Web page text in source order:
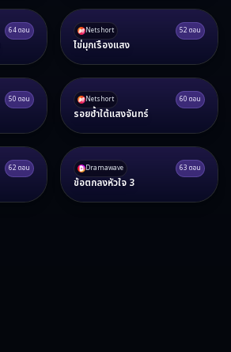
64ตอน Netshort 52 ตอน
ไข่มุกเรืองแสง
50 ตอน Netshort 60 ตอน
รอยช้ำใต้แสงจันทร์
62 ตอน Dramawave 63 ตอน
ข้อตกลงหัวใจ 3